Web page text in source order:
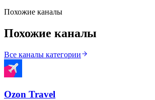
Похожие каналы
Похожие каналы
Все каналы категории
Ozon Travel